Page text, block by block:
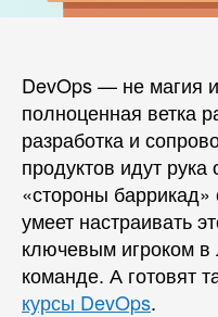
DevOps — не магия
полноценная ветка
разработка и
продуктов идут
«стороны баррикад»
умеет настраивать
ключевым игроком
команде. А готовят
курсы DevOps.